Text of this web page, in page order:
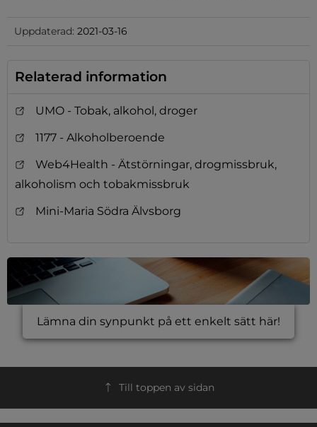
Uppdaterad: 2021-03-16
Relaterad information
UMO - Tobak, alkohol, droger
1177 - Alkoholberoende
Web4Health - Ätstörningar, drogmissbruk,
alkoholism och tobakmissbruk
Mini-Maria Södra Älvsborg
Lämna din synpunkt på ett enkelt sätt här!
Till toppen av sidan